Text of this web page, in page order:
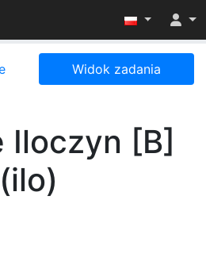
widoczność menu
Widok zadania
Iloczyn [B]
(ilo)